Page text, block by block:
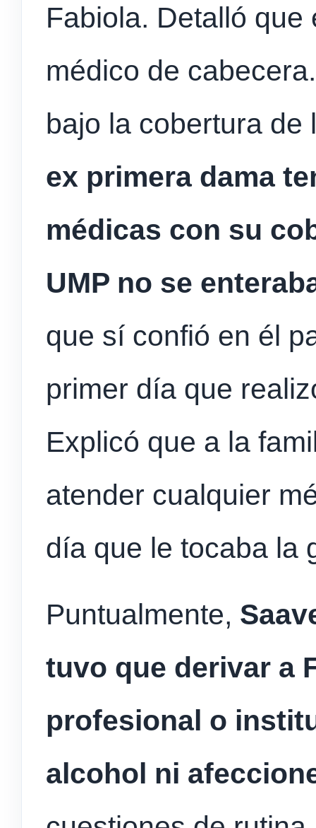
Fabiola. Detalló
médico de
bajo la cobertura de
ex primera dama
médicas con su
UMP no se
que sí confió en él
primer día que
Explicó que a la
atender cualquier
día que le tocaba la
Puntualmente,
tuvo que derivar a
profesional o
alcohol ni